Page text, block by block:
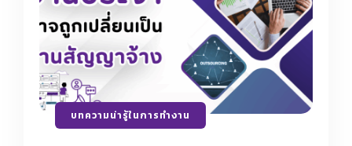
บทความน่ารู้ในการทำงาน